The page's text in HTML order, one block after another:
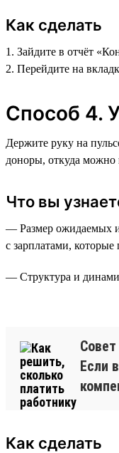
Как сделать
1. Зайдите в отчёт
2. Перейдите на
Способ 4.
Держите руку на
доноры, откуда можно
Что вы
— Размер ожидаемых и
с зарплатами,
— Структура и
Если
Как сделать